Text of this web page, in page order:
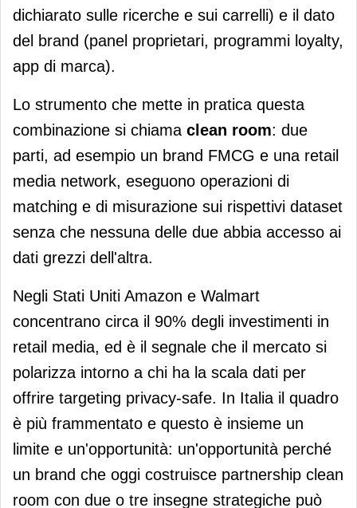
dichiarato sulle ricerche e sui carrelli) e il dato
del brand (panel proprietari, programmi loyalty,
app di marca).
Lo strumento che mette in pratica questa
combinazione si chiama clean room: due
parti, ad esempio un brand FMCG e una retail
media network, eseguono operazioni di
matching e di misurazione sui rispettivi dataset
senza che nessuna delle due abbia accesso ai
dati grezzi dell'altra.
Negli Stati Uniti Amazon e Walmart
concentrano circa il 90% degli investimenti in
retail media, ed è il segnale che il mercato si
polarizza intorno a chi ha la scala dati per
offrire targeting privacy-safe. In Italia il quadro
è più frammentato e questo è insieme un
limite e un'opportunità: un'opportunità perché
un brand che oggi costruisce partnership clean
room con due o tre insegne strategiche può